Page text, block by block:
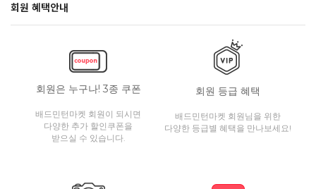
회원 혜택안내
회원은 누구나! 3종 쿠폰
배드민턴마켓 회원이 되시면
다양한 추가 할인쿠폰을
받으실 수 있습니다.
회원 등급 혜택
배드민턴마켓 회원님을 위한
다양한 등급별 혜택을 만나보세요!